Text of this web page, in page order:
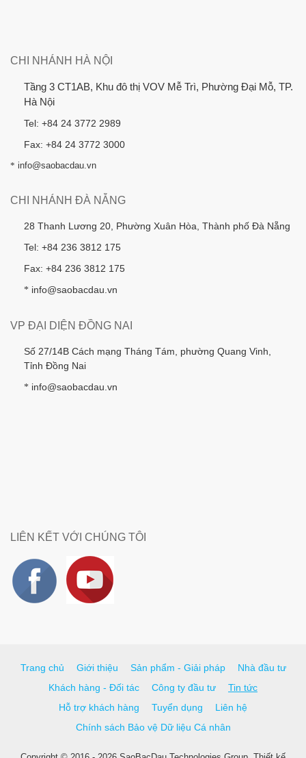
CHI NHÁNH HÀ NỘI
Tầng 3 CT1AB, Khu đô thị VOV Mễ Trì, Phường Đại Mỗ, TP.
Hà Nội
Tel: +84 24 3772 2989
Fax: +84 24 3772 3000
* info@saobacdau.vn
CHI NHÁNH ĐÀ NẴNG
28 Thanh Lương 20, Phường Xuân Hòa, Thành phố Đà Nẵng
Tel: +84 236 3812 175
Fax: +84 236 3812 175
* info@saobacdau.vn
VP ĐẠI DIỆN ĐỒNG NAI
Số 27/14B Cách mạng Tháng Tám, phường Quang Vinh,
Tỉnh Đồng Nai
* info@saobacdau.vn
LIÊN KẾT VỚI CHÚNG TÔI
Trang chủ Giới thiệu Sản phẩm - Giải pháp
Nhà đầu tư
Khách hàng - Đối tác
Công ty đầu tư
Tin tức
Hỗ trợ khách hàng
Tuyển dụng
Liên hệ
Chính sách Bảo vệ Dữ liệu Cá nhân